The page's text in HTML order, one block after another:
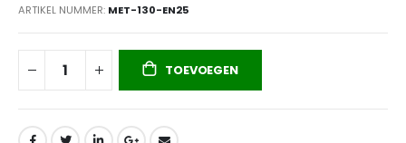
ARTIKEL NUMMER MET-130-EN25
TOEVOEGEN